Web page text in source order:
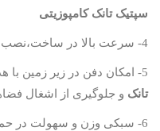
سپتیک تانک کامپوزیتی
4- سرعت بالا در ساخت،نصب و راه اندازی
5- امکان دفن در زیر زمین با هدف انتقال ثقلی فاضلاب به
تانک و جلوگیری از اشغال
6- سبکی وزن و سهولت در حمل و نصب